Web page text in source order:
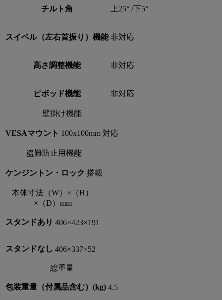
チルト角 上25° /下5°
スイベル（左右首振り）機能 非対応
高さ調整機能 非対応
ピボッド機能 非対応
壁掛け機能
VESAマウント 100x100mm 対応
盗難防止用機能
ケンジントン・ロック 搭載
本体寸法（W）×（H）
×（D）mm
スタンドあり 406×423×191
スタンドなし 406×337×52
総重量
包装重量（付属品含む）(kg) 4.5